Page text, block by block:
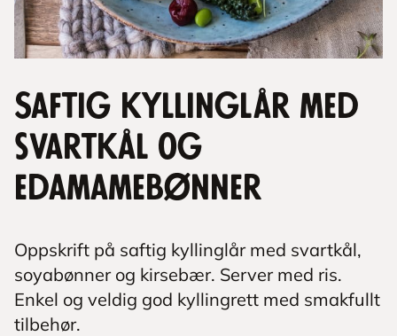
Saftig kyllinglår med
svartkål og
edamamebønner
Oppskrift på saftig kyllinglår med svartkål,
soyabønner og kirsebær. Server med ris.
Enkel og veldig god kyllingrett med smakfullt
tilbehør.